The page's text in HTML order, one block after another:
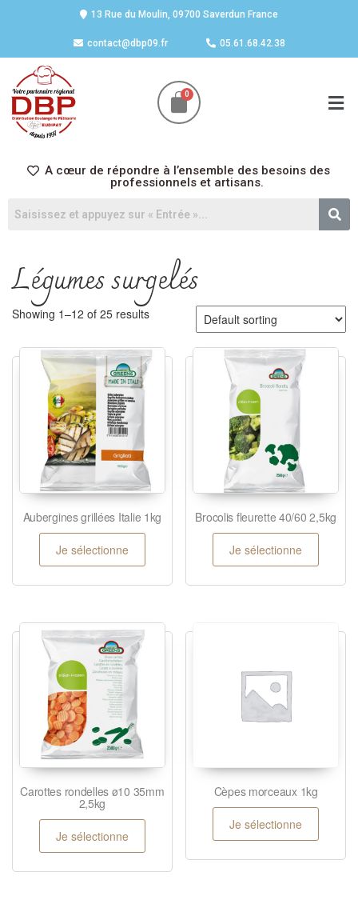
13 Rue du Moulin, 09700 Saverdun France
contact@dbp09.fr 05.61.68.42.38
A cœur de répondre à l’ensemble des besoins des
professionnels et artisans.
Légumes surgelés
Showing 1–12 of 25 results
Aubergines grillées Italie 1kg
Je sélectionne
Brocolis fleurette 40/60 2,5kg
Je sélectionne
Carottes rondelles ø10 35mm
2,5kg
Je sélectionne
Cèpes morceaux 1kg
Je sélectionne